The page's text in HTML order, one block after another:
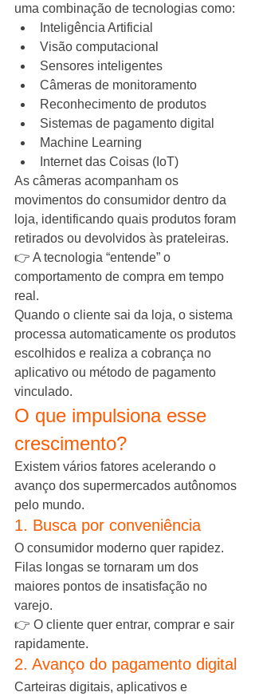
uma combinação de tecnologias como:
Inteligência Artificial
Visão computacional
Sensores inteligentes
Câmeras de monitoramento
Reconhecimento de produtos
Sistemas de pagamento digital
Machine Learning
Internet das Coisas (IoT)
As câmeras acompanham os
movimentos do consumidor dentro da
loja, identificando quais produtos foram
retirados ou devolvidos às prateleiras.
👉 A tecnologia “entende” o
comportamento de compra em tempo
real.
Quando o cliente sai da loja, o sistema
processa automaticamente os produtos
escolhidos e realiza a cobrança no
aplicativo ou método de pagamento
vinculado.
O que impulsiona esse
crescimento?
Existem vários fatores acelerando o
avanço dos supermercados autônomos
pelo mundo.
1. Busca por conveniência
O consumidor moderno quer rapidez.
Filas longas se tornaram um dos
maiores pontos de insatisfação no
varejo.
👉 O cliente quer entrar, comprar e sair
rapidamente.
2. Avanço do pagamento digital
Carteiras digitais, aplicativos e